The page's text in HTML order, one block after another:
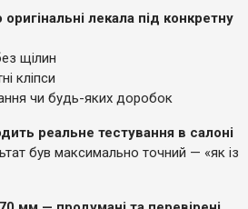
лекала під конкретну
щілин
кліпси
чи будь-яких доробок
реальне тестування в салоні
був максимально точний — «як із